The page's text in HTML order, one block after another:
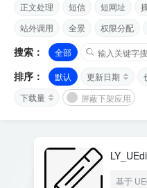
正文处理
短信 短网址
站外调用
全景 权限分配
搜索： 全部
排序： 默认 更新日期
下载量
屏蔽下架应用
基于